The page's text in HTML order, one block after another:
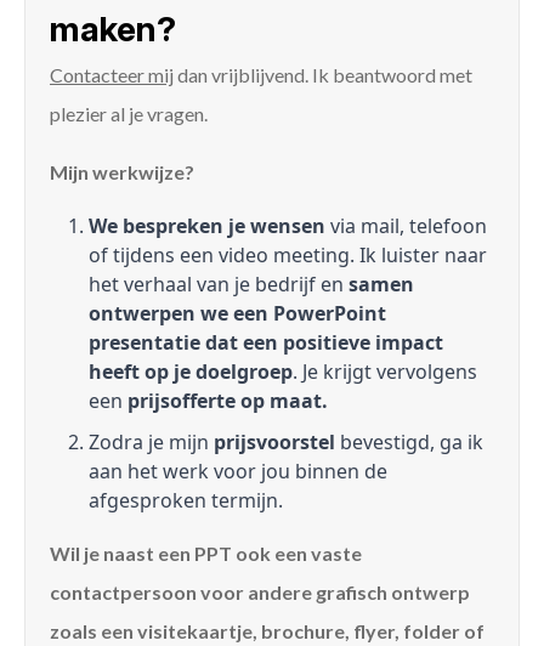
maken?
Contacteer mij dan vrijblijvend. Ik beantwoord met
plezier al je vragen.
Mijn werkwijze?
We bespreken je wensen via mail, telefoon
of tijdens een video meeting. Ik luister naar
het verhaal van je bedrijf en samen
ontwerpen we een PowerPoint
presentatie dat een positieve impact
heeft op je doelgroep. Je krijgt vervolgens
een prijsofferte op maat.
Zodra je mijn prijsvoorstel bevestigd, ga ik
aan het werk voor jou binnen de
afgesproken termijn.
Wil je naast een PPT ook een vaste
contactpersoon voor andere grafisch ontwerp
zoals een visitekaartje, brochure, flyer, folder of